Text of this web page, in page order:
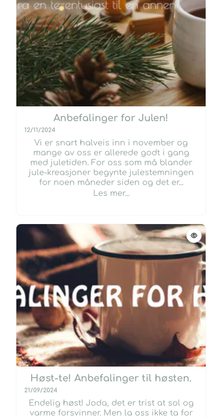
Anbefalinger for Julen!
12/11/2024
Vi er snart halveis inn i november og
mange av oss er allerede godt i gang
med juletiden. For oss som må blander
jule-kreasjoner begynte julestemningen
for noen måneder siden og det er...
Les mer...
Høst-te! Anbefalinger til høsten.
21/09/2024
Endelig høst! Joda, det er trist at sol og
varme forsvinner. Men la oss ikke ta for